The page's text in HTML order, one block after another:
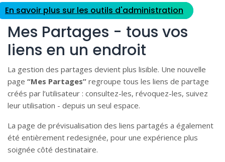
En savoir plus sur les outils d'administration
Mes Partages - tous vos
liens en un endroit
La gestion des partages devient plus lisible. Une nouvelle
page “Mes Partages” regroupe tous les liens de partage
créés par l’utilisateur : consultez-les, révoquez-les, suivez
leur utilisation - depuis un seul espace.
La page de prévisualisation des liens partagés a également
été entièrement redesignée, pour une expérience plus
soignée côté destinataire.